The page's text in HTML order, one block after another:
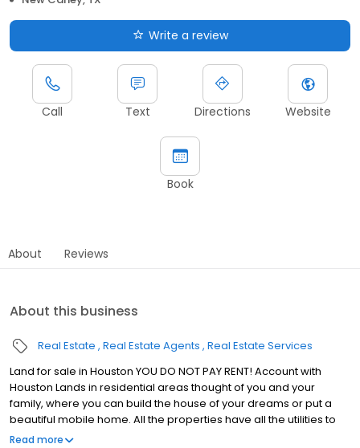
Write a review
Call Text Directions Website
Book
About Reviews
About this business
Real Estate Real Estate Agents Real Estate Services
Land for sale in Houston YOU DO NOT PAY RENT! Account with
Houston Lands in residential areas thought of you and your
family, where you can build the house of your dreams or put a
beautiful mobile home. All the properties have all the utilities to
live comfortably; water, electricity, drainage, internet, telephony,
Read more